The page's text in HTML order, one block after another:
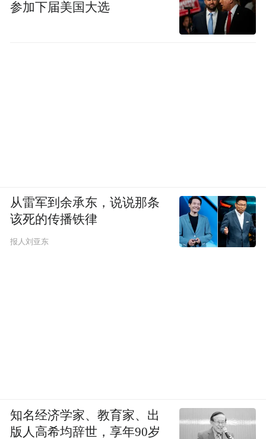
参加下届美国大选
从雷军到余承东，说说那条
该死的传播铁律
报人刘亚东
知名经济学家、教育家、出
版人高希均辞世，享年90岁